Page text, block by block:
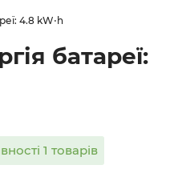
4.8 kW⋅h
батареї:
1 товарів